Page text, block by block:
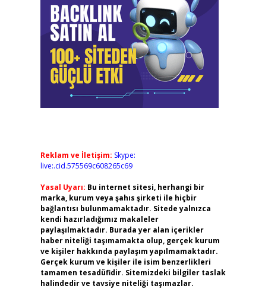
Reklam ve İletişim: Skype:
live:.cid.575569c608265c69
Yasal Uyarı: Bu internet sitesi, herhangi bir
marka, kurum veya şahıs şirketi ile hiçbir
bağlantısı bulunmamaktadır. Sitede yalnızca
kendi hazırladığımız makaleler
paylaşılmaktadır. Burada yer alan içerikler
haber niteliği taşımamakta olup, gerçek kurum
ve kişiler hakkında paylaşım yapılmamaktadır.
Gerçek kurum ve kişiler ile isim benzerlikleri
tamamen tesadüfidir. Sitemizdeki bilgiler taslak
halindedir ve tavsiye niteliği taşımazlar.